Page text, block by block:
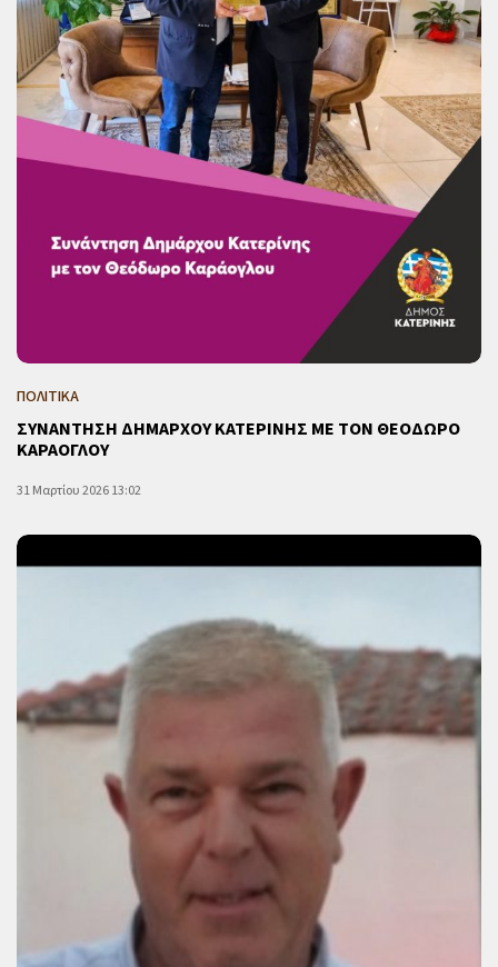
ΠΟΛΙΤΙΚΑ
ΣΥΝΑΝΤΗΣΗ ΔΗΜΑΡΧΟΥ ΚΑΤΕΡΙΝΗΣ ΜΕ ΤΟΝ ΘΕΟΔΩΡΟ
ΚΑΡΑΟΓΛΟΥ
31 Μαρτίου 2026 13:02